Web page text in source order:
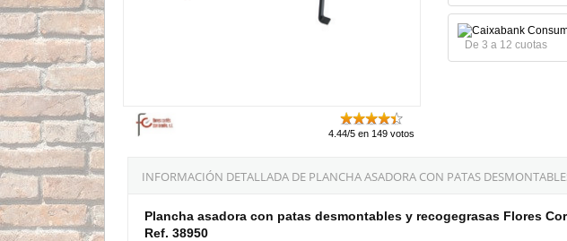
4.44/5 en 149 votos
De 3 a 12 cuotas
INFORMACIÓN DETALLADA DE PLANCHA ASADORA CON PATAS
Plancha asadora con patas desmontables y recogegrasas Flores
Ref. 38950